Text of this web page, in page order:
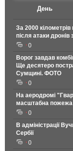
День
За 2000
після атаки
0
Ворог завдав
Ще десятеро
Сумщині. ФОТО
0
На аеродромі
масштабна пожежа
0
В адміністрації
Сербії
0